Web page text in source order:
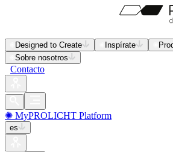
Designed to Create Inspírate
Sobre nosotros
Contacto
✺ MyPROLICHT Platform
es